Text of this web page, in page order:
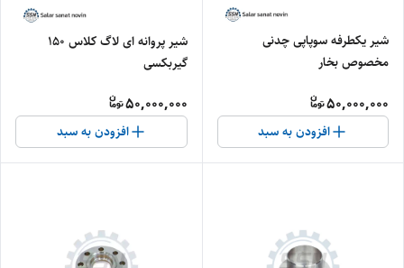
شیر یکطرفه سوپاپی چدنی
مخصوص بخار
50,000,000
افزودن به سبد
شیر پروانه ای لاگ کلاس 150
گیربکسی
50,000,000
افزودن به سبد